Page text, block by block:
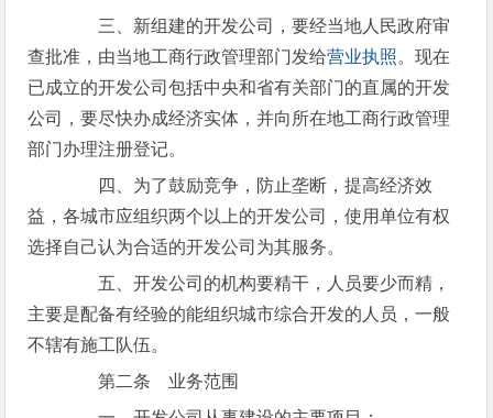
三、新组建的开发公司，要经当地人民政府审
查批准，由当地工商行政管理部门发给营业执照。现在
已成立的开发公司包括中央和省有关部门的直属的开发
公司，要尽快办成经济实体，并向所在地工商行政管理
部门办理注册登记。
四、为了鼓励竞争，防止垄断，提高经济效
益，各城市应组织两个以上的开发公司，使用单位有权
选择自己认为合适的开发公司为其服务。
五、开发公司的机构要精干，人员要少而精，
主要是配备有经验的能组织城市综合开发的人员，一般
不辖有施工队伍。
第二条 业务范围